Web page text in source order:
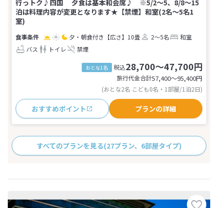
行っトク♪四国 夕食は基本和会席♪ ※5/2～5、8/8～15
泊は料理内容が変更となります★【禁煙】和室(2名～5名1
室)
夕・朝食付き 【広さ】10畳 2～5名
和室
バス
トイレ 禁煙
おとな1名 税込28,700～47,700円
旅行代金合計57,400〜95,400円
(おとな2名 こども0名・1部屋/1泊2日)
おすすめポイント プランの詳細
すべてのプランを見る(27プラン、6部屋タイプ)